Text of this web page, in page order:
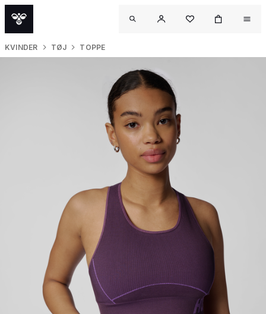
KVINDER TØJ TOPPE